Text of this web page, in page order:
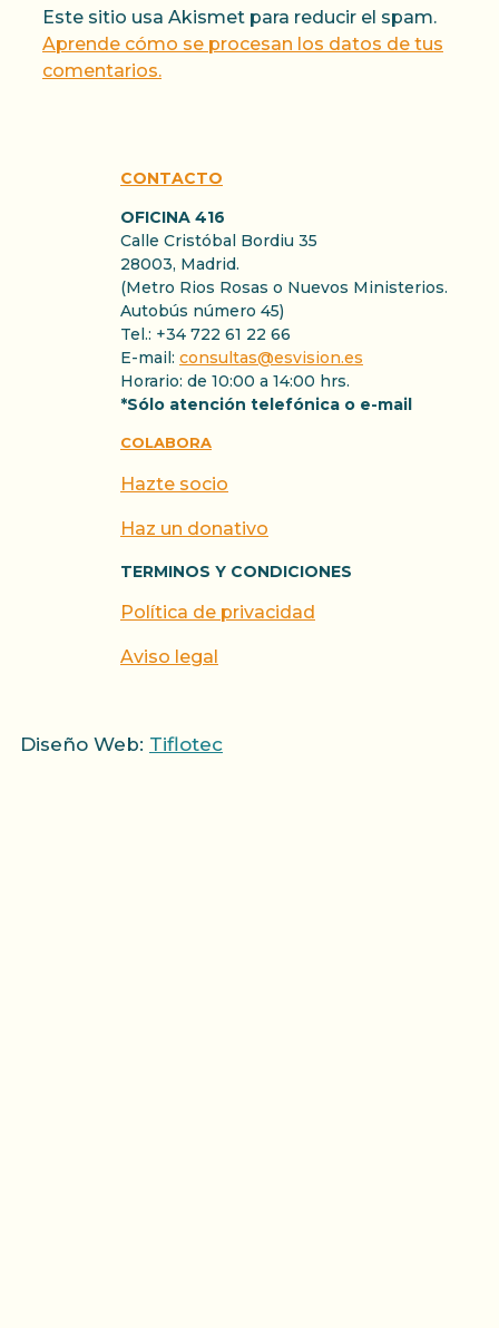
Este sitio usa Akismet para reducir el spam.
Aprende cómo se procesan los datos de tus
comentarios.
CONTACTO
OFICINA 416
Calle Cristóbal Bordiu 35
28003, Madrid.
(Metro Rios Rosas o Nuevos Ministerios.
Autobús número 45)
Tel.: +34 722 61 22 66
E-mail: consultas@esvision.es
Horario: de 10:00 a 14:00 hrs.
*Sólo atención telefónica o e-mail
COLABORA
Hazte socio
Haz un donativo
TERMINOS Y CONDICIONES
Política de privacidad
Aviso legal
Diseño Web: Tiflotec